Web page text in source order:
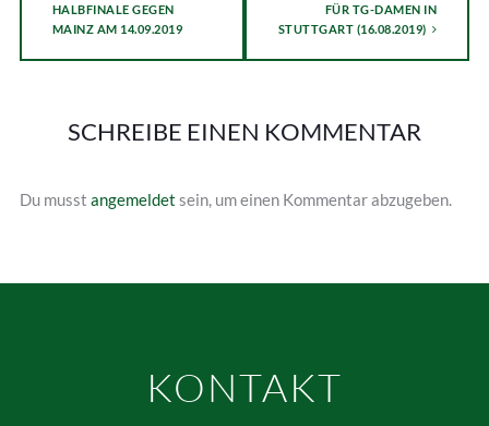
HALBFINALE GEGEN
MAINZ AM 14.09.2019
FÜR TG-DAMEN IN
STUTTGART (16.08.2019)
SCHREIBE EINEN KOMMENTAR
Du musst angemeldet sein, um einen Kommentar abzugeben.
KONTAKT